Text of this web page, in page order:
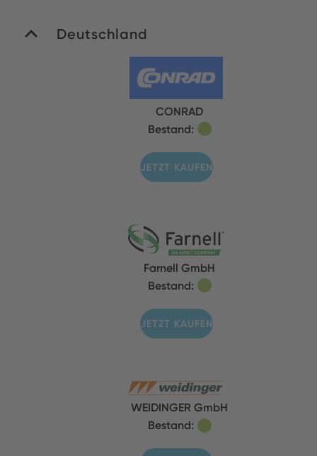
Deutschland
CONRAD
Bestand:
JETZT KAUFEN
Farnell GmbH
Bestand:
JETZT KAUFEN
WEIDINGER GmbH
Bestand: